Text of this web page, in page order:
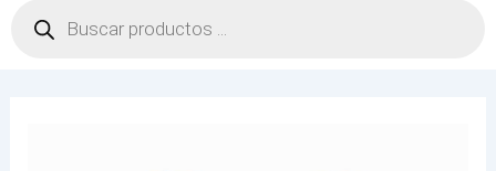
productos